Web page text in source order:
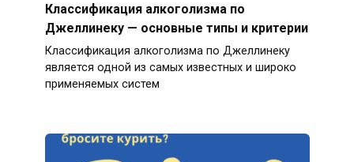
Классификация алкоголизма по
Джеллинеку — основные типы и критерии
Классификация алкоголизма по Джеллинеку
является одной из самых известных и широко
применяемых систем